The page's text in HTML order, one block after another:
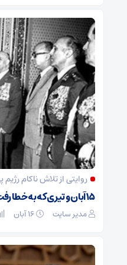
روایتی از تلاش ناکام رژیم
۱۵ آبان و تیری که به خطا رفت
مدیر سایت